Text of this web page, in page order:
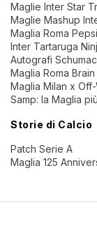
Maglie Inter Star
Maglie Mashup
Maglia Roma
Inter Tartaruga
Autografi
Maglia Roma
Maglia Milan x
Samp: la Maglia
Storie di Calcio
Patch Serie A
Maglia 125